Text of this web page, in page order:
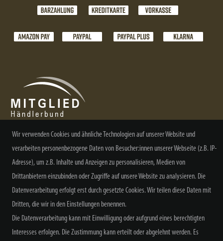
NEWSLETTER ABONNIEREN
Alle Preisangaben inkl. MwSt. zzgl. Versand
Wir verwenden Cookies und ähnliche Technologien auf unserer Website und
verarbeiten personenbezogene Daten von Besucher:innen unserer Webseite (z.B. IP-
Adresse), um z.B. Inhalte und Anzeigen zu personalisieren, Medien von
Drittanbietern einzubinden oder Zugriffe auf unsere Website zu analysieren. Die
Datenverarbeitung erfolgt erst durch gesetzte Cookies. Wir teilen diese Daten mit
Dritten, die wir in den Einstellungen benennen.
Die Datenverarbeitung kann mit Einwilligung oder aufgrund eines berechtigten
Interesses erfolgen. Die Zustimmung kann erteilt oder abgelehnt werden. Es